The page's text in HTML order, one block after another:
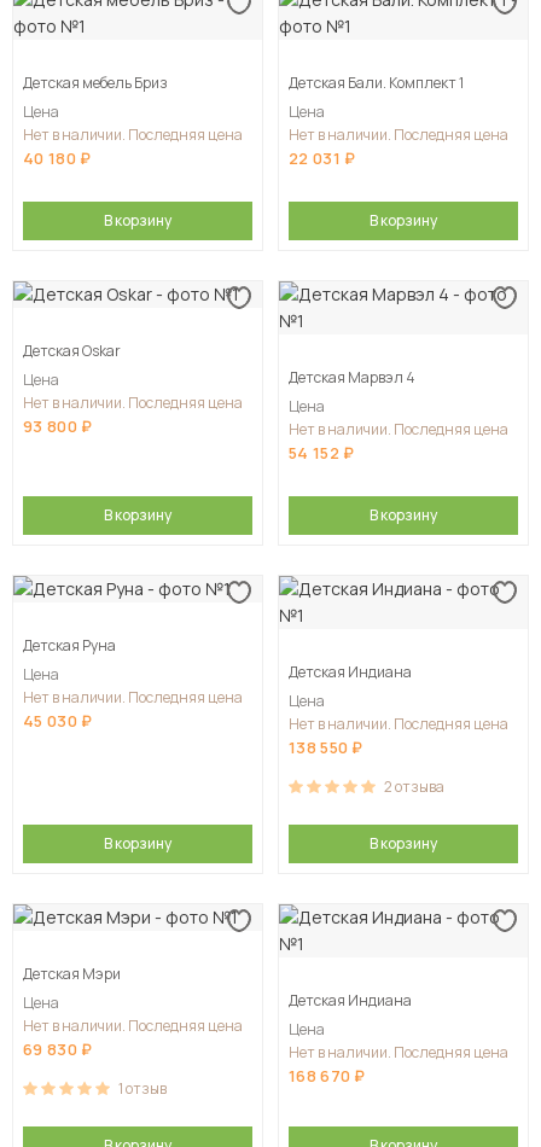
Детская мебель Бриз
Цена
Нет в наличии. Последняя цена
40 180
В корзину
Детская Бали. Комплект 1
Цена
Нет в наличии. Последняя цена
22 031
В корзину
Детская Oskar
Цена
Нет в наличии. Последняя цена
93 800
В корзину
Детская Марвэл 4
Цена
Нет в наличии. Последняя цена
54 152
В корзину
Детская Руна
Цена
Нет в наличии. Последняя цена
45 030
В корзину
Детская Индиана
Цена
Нет в наличии. Последняя цена
138 550
2отзыва
В корзину
Детская Мэри
Цена
Нет в наличии. Последняя цена
69 830
1отзыв
Детская Индиана
Цена
Нет в наличии. Последняя цена
168 670